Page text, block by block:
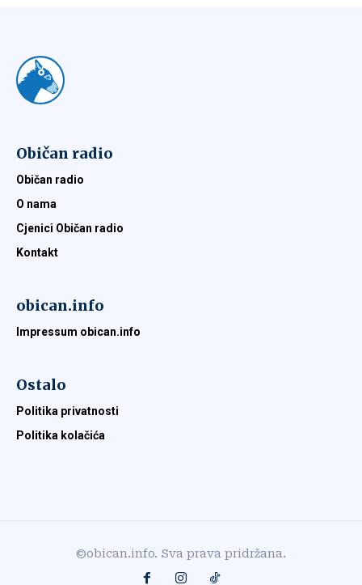
Običan radio
Običan radio
O nama
Cjenici Običan radio
Kontakt
obican.info
Impressum obican.info
Ostalo
Politika privatnosti
Politika kolačića
©obican.info. Sva prava pridržana.